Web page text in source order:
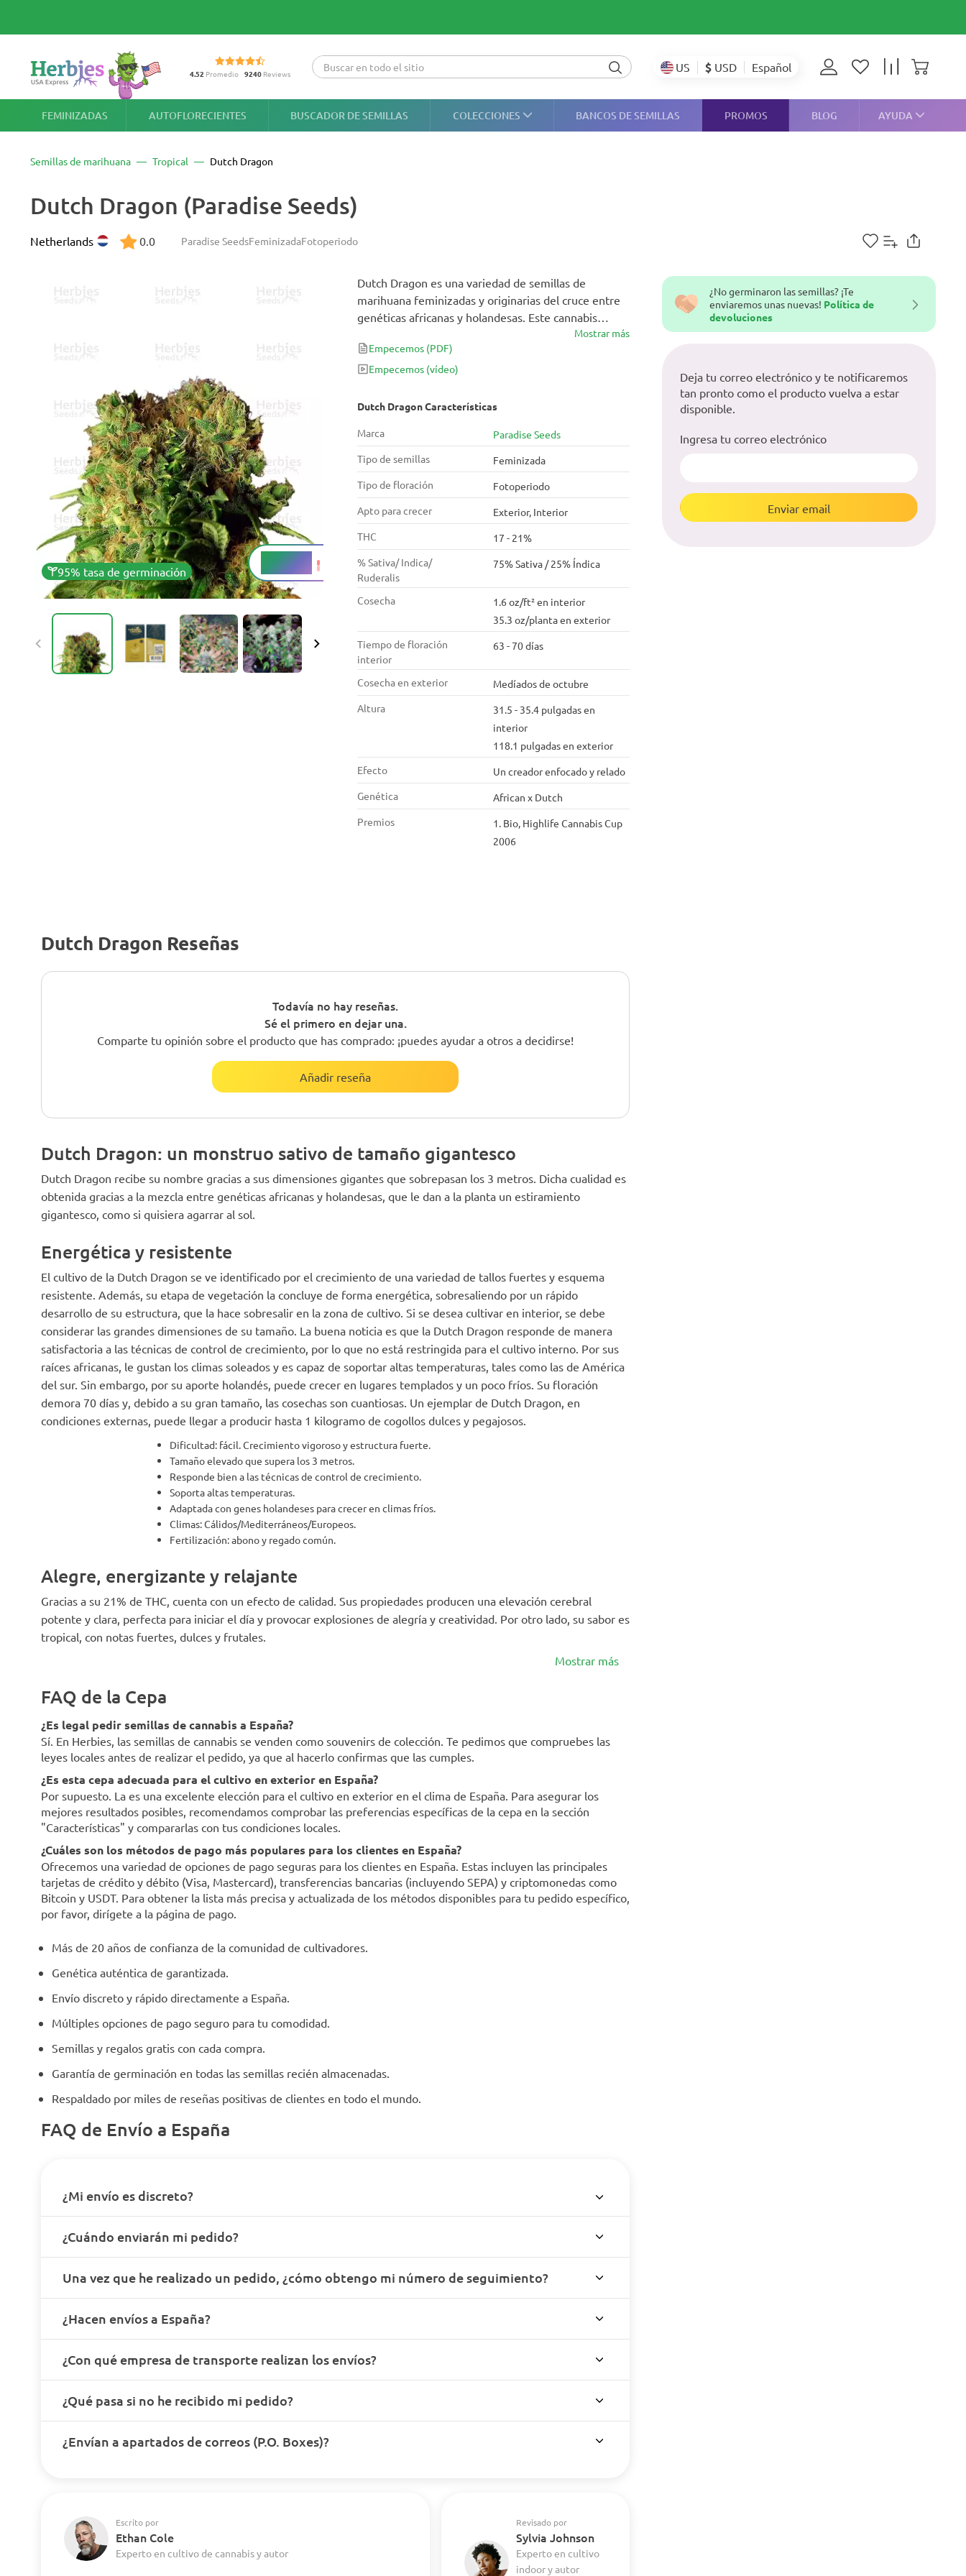
4.52 Promedio 9240 Reviews US $ USD Español
FEMINIZADAS AUTOFLORECIENTES BUSCADOR DE SEMILLAS COLECCIONES BANCOS DE SEMILLAS PROMOS BLOG AYUDA
Semillas de marihuana Tropical Dutch Dragon
95% tasa de germinación
17 - 21%
THC
Dutch Dragon (Paradise Seeds)
Paradise SeedsFeminizadaFotoperiodo
Netherlands 0.0
Dutch Dragon Características
Marca
Paradise Seeds
Tipo de semillas
Feminizada
Tipo de floración
Fotoperiodo
Apto para crecer
Exterior, Interior
THC
17 - 21%
% Sativa/ Indica/
Ruderalis
75% Sativa / 25% Índica
Cosecha
1.6 oz/ft² en interior
35.3 oz/planta en exterior
Tiempo de floración
interior
63 - 70 días
Cosecha en exterior
Medíados de octubre
Altura
31.5 - 35.4 pulgadas en
interior
118.1 pulgadas en exterior
Efecto
Un creador enfocado y relado
Genética
African x Dutch
Premios
1. Bio, Highlife Cannabis Cup
2006
Dutch Dragon Reseñas
Todavía no hay reseñas.
Sé el primero en dejar una.
Comparte tu opinión sobre el producto que has comprado: ¡puedes ayudar a otros a decidirse!
Añadir reseña
Dutch Dragon es una variedad de semillas de
marihuana feminizadas y originarias del cruce entre
genéticas africanas y holandesas. Este cannabis
cuenta con una estructura de crecimiento vigoroso y
prolongado, capaz de superar los 3 metros. En 70
días madurar hasta 1 kg de cogollos dulces y efecto
Mostrar más
Empecemos (PDF)
Empecemos (vídeo)
Dutch Dragon: un monstruo sativo de tamaño gigantesco
Dutch Dragon recibe su nombre gracias a sus dimensiones gigantes que sobrepasan los 3 metros. Dicha cualidad es
obtenida gracias a la mezcla entre genéticas africanas y holandesas, que le dan a la planta un estiramiento
gigantesco, como si quisiera agarrar al sol.
Energética y resistente
El cultivo de la Dutch Dragon se ve identificado por el crecimiento de una variedad de tallos fuertes y esquema
resistente. Además, su etapa de vegetación la concluye de forma energética, sobresaliendo por un rápido
desarrollo de su estructura, que la hace sobresalir en la zona de cultivo. Si se desea cultivar en interior, se debe
considerar las grandes dimensiones de su tamaño. La buena noticia es que la Dutch Dragon responde de manera
satisfactoria a las técnicas de control de crecimiento, por lo que no está restringida para el cultivo interno. Por sus
raíces africanas, le gustan los climas soleados y es capaz de soportar altas temperaturas, tales como las de América
del sur. Sin embargo, por su aporte holandés, puede crecer en lugares templados y un poco fríos. Su floración
demora 70 días y, debido a su gran tamaño, las cosechas son cuantiosas. Un ejemplar de Dutch Dragon, en
condiciones externas, puede llegar a producir hasta 1 kilogramo de cogollos dulces y pegajosos.
Dificultad: fácil. Crecimiento vigoroso y estructura fuerte.
Tamaño elevado que supera los 3 metros.
Responde bien a las técnicas de control de crecimiento.
Soporta altas temperaturas.
Adaptada con genes holandeses para crecer en climas fríos.
Climas: Cálidos/Mediterráneos/Europeos.
Fertilización: abono y regado común.
Alegre, energizante y relajante
Gracias a su 21% de THC, cuenta con un efecto de calidad. Sus propiedades producen una elevación cerebral
potente y clara, perfecta para iniciar el día y provocar explosiones de alegría y creatividad. Por otro lado, su sabor es
tropical, con notas fuertes, dulces y frutales.
Mostrar más
FAQ de la Cepa
¿Es legal pedir semillas de cannabis a España?
Sí. En Herbies, las semillas de cannabis se venden como souvenirs de colección. Te pedimos que compruebes las
leyes locales antes de realizar el pedido, ya que al hacerlo confirmas que las cumples.
¿Es esta cepa adecuada para el cultivo en exterior en España?
Por supuesto. La es una excelente elección para el cultivo en exterior en el clima de España. Para asegurar los
mejores resultados posibles, recomendamos comprobar las preferencias específicas de la cepa en la sección
"Características" y compararlas con tus condiciones locales.
¿Cuáles son los métodos de pago más populares para los clientes en España?
Ofrecemos una variedad de opciones de pago seguras para los clientes en España. Estas incluyen las principales
tarjetas de crédito y débito (Visa, Mastercard), transferencias bancarias (incluyendo SEPA) y criptomonedas como
Bitcoin y USDT. Para obtener la lista más precisa y actualizada de los métodos disponibles para tu pedido específico,
por favor, dirígete a la página de pago.
Más de 20 años de confianza de la comunidad de cultivadores.
Genética auténtica de garantizada.
Envío discreto y rápido directamente a España.
Múltiples opciones de pago seguro para tu comodidad.
Semillas y regalos gratis con cada compra.
Garantía de germinación en todas las semillas recién almacenadas.
Respaldado por miles de reseñas positivas de clientes en todo el mundo.
FAQ de Envío a España
¿Mi envío es discreto?
¿Cuándo enviarán mi pedido?
Una vez que he realizado un pedido, ¿cómo obtengo mi número de seguimiento?
¿Hacen envíos a España?
¿Con qué empresa de transporte realizan los envíos?
¿Qué pasa si no he recibido mi pedido?
¿Envían a apartados de correos (P.O. Boxes)?
Escrito por
Ethan Cole
Experto en cultivo de cannabis y autor
Revisado por
Sylvia Johnson
Experto en cultivo
indoor y autor
¿No germinaron las semillas? ¡Te
enviaremos unas nuevas! Política de
devoluciones
Deja tu correo electrónico y te notificaremos
tan pronto como el producto vuelva a estar
disponible.
Ingresa tu correo electrónico
Enviar email